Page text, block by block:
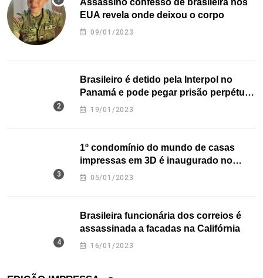
EUA revela onde deixou o corpo
09/01/2023
Brasileiro é detido pela Interpol no
Panamá e pode pegar prisão perpétua
nos EUA
19/01/2023
1º condomínio do mundo de casas
impressas em 3D é inaugurado no
Texas
05/01/2023
Brasileira funcionária dos correios é
assassinada a facadas na Califórnia
16/01/2023